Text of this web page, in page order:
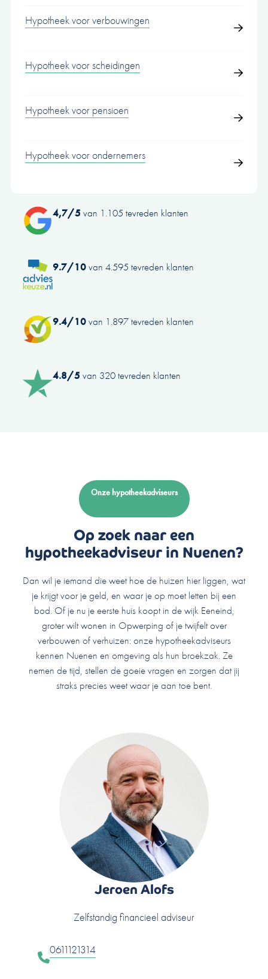
Hypotheek voor verbouwingen
Hypotheek voor scheidingen
Hypotheek voor pensioen
Hypotheek voor ondernemers
4,7/5 van 1.105 tevreden klanten
9.7/10van 4.595 tevreden klanten
9.4/10van 1.897 tevreden klanten
4.8/5 van 320 tevreden klanten
Onze hypotheekadviseurs
Op zoek naar een
hypotheekadviseur in Nuenen?
Dan wil je iemand die weet hoe de huizen hier liggen, wat
je krijgt voor je geld, en waar je op moet letten bij een
bod. Of je nu je eerste huis koopt in de wijk Eeneind,
groter wilt wonen in Opwerping of je twijfelt over
verbouwen of verhuizen: onze hypotheekadviseurs
kennen Nuenen en omgeving als hun broekzak. Ze
nemen de tijd, stellen de goeie vragen en zorgen dat jij
straks precies weet waar je aan toe bent.
Jeroen Alofs
Zelfstandig financieel adviseur
0611121314